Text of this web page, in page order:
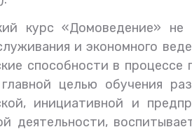
курс «Домоведение» не
и экономного
способности в
целью обучения
инициативной и
деятельности,